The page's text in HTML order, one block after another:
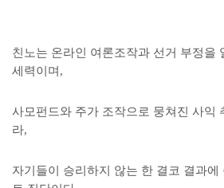
친노는 온라인 여론조작과 선거 부정을
세력이며,
사모펀드와 주가 조작으로 뭉쳐진 사익
라,
자기들이 승리하지 않는 한 결코 결과에